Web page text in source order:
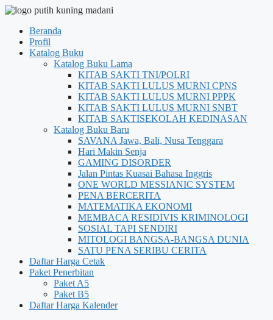
Beranda
Profil
Katalog Buku
Katalog Buku Lama
KITAB SAKTI TNI/POLRI
KITAB SAKTI LULUS MURNI CPNS
KITAB SAKTI LULUS MURNI PPPK
KITAB SAKTI LULUS MURNI SNBT
KITAB SAKTISEKOLAH KEDINASAN
Katalog Buku Baru
SAVANA Jawa, Bali, Nusa Tenggara
Hari Makin Senja
GAMING DISORDER
Jalan Pintas Kuasai Bahasa Inggris
ONE WORLD MESSIANIC SYSTEM
PENA BERCERITA
MATEMATIKA EKONOMI
MEMBACA RESIDIVIS KRIMINOLOGI
SOSIAL TAPI SENDIRI
MITOLOGI BANGSA-BANGSA DUNIA
SATU PENA SERIBU CERITA
Daftar Harga Cetak
Paket Penerbitan
Paket A5
Paket B5
Daftar Harga Kalender